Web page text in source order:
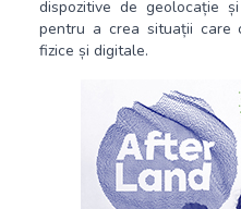
dispozitive de geolocație
pentru a crea situații care
fizice și digitale.